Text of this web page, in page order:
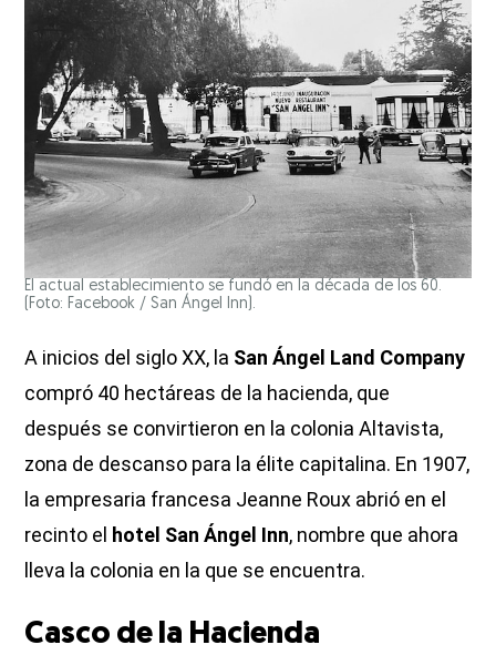
El actual establecimiento se fundó en la década de los 60.
(Foto: Facebook / San Ángel Inn).
A inicios del siglo XX, la San Ángel Land Company
compró 40 hectáreas de la hacienda, que
después se convirtieron en la colonia Altavista,
zona de descanso para la élite capitalina. En 1907,
la empresaria francesa Jeanne Roux abrió en el
recinto el hotel San Ángel Inn, nombre que ahora
lleva la colonia en la que se encuentra.
Casco de la Hacienda